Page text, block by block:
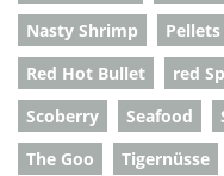
Nasty Shrimp
Pellets
Red Hot Bullet
red
Scoberry
Seafood
The Goo
Tigernüsse